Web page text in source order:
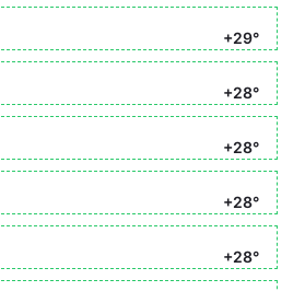
+29°
+28°
+28°
+28°
+28°